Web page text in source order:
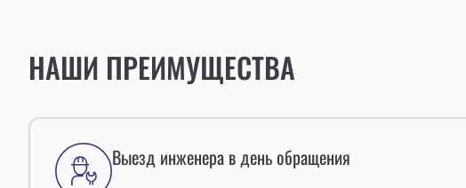
НАШИ ПРЕИМУЩЕСТВА
Выезд инженера в день обращения